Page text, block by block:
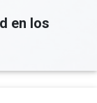
en los